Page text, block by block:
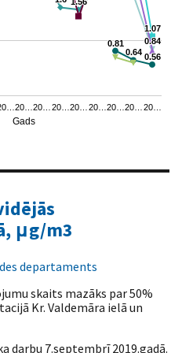
Gads
0.81
0.81
0.64
0.64 0.56
0.56
1.07
1.07
0.84
0.84
20… 20… 20… 20… 20… 20… 20… 20…
μg/m3
departaments
skaits mazāks par 50%
Kr. Valdemāra ielā un
darbu 7.septembrī 2019.gadā.